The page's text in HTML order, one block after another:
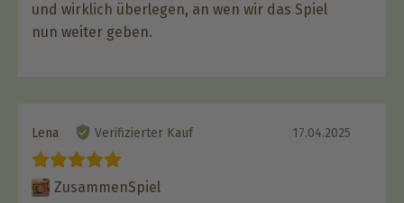
und wirklich überlegen, an wen wir das Spiel
nun weiter geben.
Lena Verifizierter Kauf 17.04.2025
ZusammenSpiel